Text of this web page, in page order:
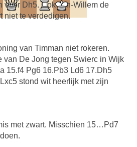
voor Dh5. Ook Jan-Willem de
niet te verdedigen.
van Timman niet rokeren.
De Jong tegen Swierc in Wijk
15.f4 Pg6 16.Pb3 Ld6 17.Dh5
stond wit heerlijk met zijn
met zwart. Misschien 15…Pd7